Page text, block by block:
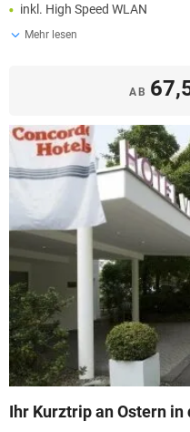
inkl. High Speed WLAN
Mehr lesen
AB
Ihr Kurztrip an Ostern in